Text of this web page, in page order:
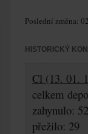
Poslední změna:
HISTORICKÝ
Cl (13. 01.
celkem
zahynulo:
přežilo: 29